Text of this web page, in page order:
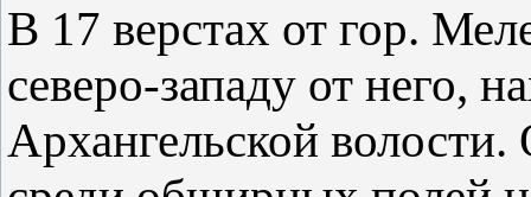
В 17 верстах от гор.
северо-западу от него,
Архангельской